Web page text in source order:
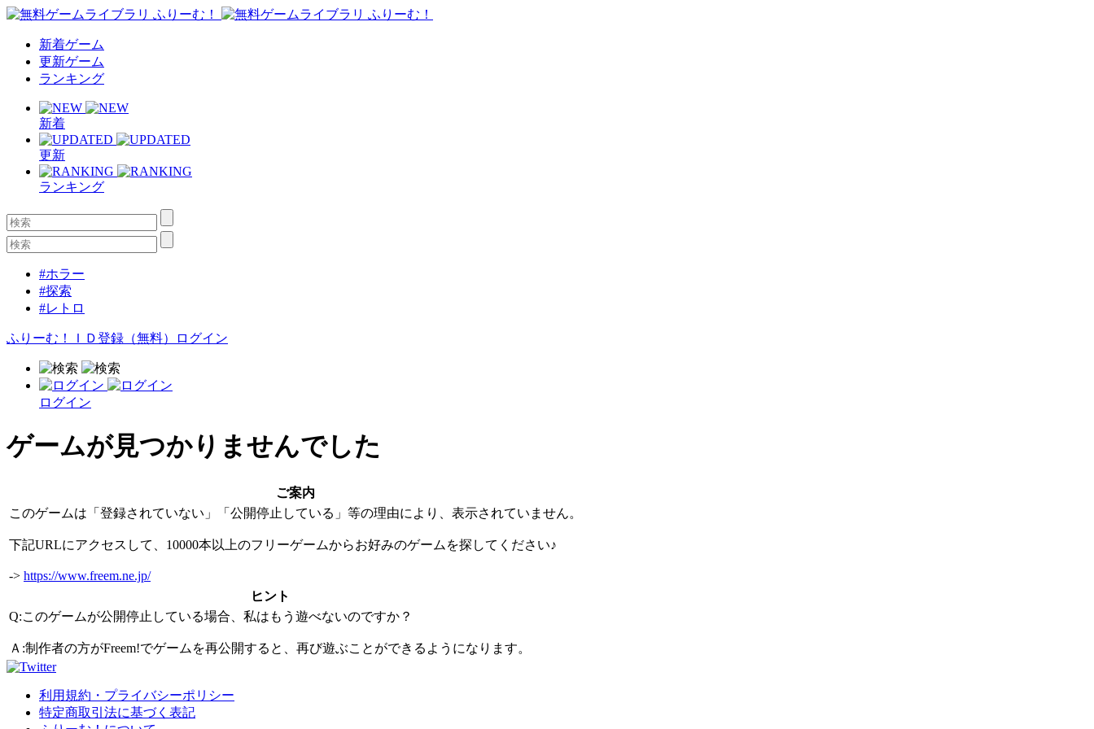
新着ゲーム
更新ゲーム
ランキング
新着
更新
ランキング
#ホラー
#探索
#レトロ
ふりーむ！ＩＤ登録（無料） ログイン
ログイン
ゲームが見つかりませんでした
ご案内
このゲームは「登録されていない」「公開停止している」等の理由により、表示されていません。
下記URLにアクセスして、10000本以上のフリーゲームからお好みのゲームを探してください♪
-> https://www.freem.ne.jp/
ヒント
Q:このゲームが公開停止している場合、私はもう遊べないのですか？
Ａ:制作者の方がFreem!でゲームを再公開すると、再び遊ぶことができるようになります。
利用規約・プライバシーポリシー
特定商取引法に基づく表記